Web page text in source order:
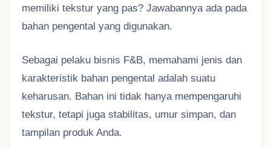
memiliki tekstur yang pas? Jawabannya ada pada
bahan pengental yang digunakan.
Sebagai pelaku bisnis F&B, memahami jenis dan
karakteristik bahan pengental adalah suatu
keharusan. Bahan ini tidak hanya mempengaruhi
tekstur, tetapi juga stabilitas, umur simpan, dan
tampilan produk Anda.